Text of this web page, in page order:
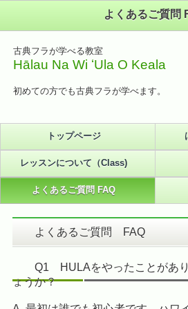
よくあるご質問
古典フラが学べる教室
Hālau Na Wi ʻUla O Keala
初めての方でも古典フラが学べます。
トップページ
レッスンについて（Class)
よくあるご質問 FAQ
よくあるご質問 FAQ
Q1 HULAをやったことがあり
ょうか？